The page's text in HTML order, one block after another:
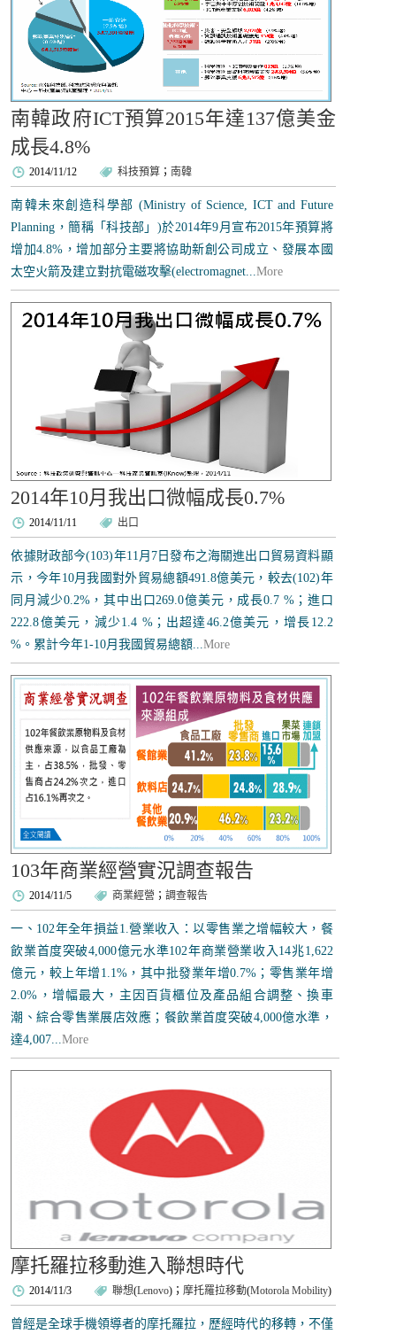
南韓政府ICT預算2015年達137億美金
成長4.8%
2014/11/12 科技預算 ； 南韓
南韓未來創造科學部 (Ministry of Science, ICT and Future
Planning，簡稱「科技部」)於2014年9月宣布2015年預算將
增加4.8%，增加部分主要將協助新創公司成立、發展本國
太空火箭及建立對抗電磁攻擊(electromagnet...More
2014年10月我出口微幅成長0.7%
2014/11/11 出口
依據財政部今(103)年11月7日發布之海關進出口貿易資料顯
示，今年10月我國對外貿易總額491.8億美元，較去(102)年
同月減少0.2%，其中出口269.0億美元，成長0.7 %；進口
222.8億美元，減少1.4 %；出超達46.2億美元，增長12.2
%。累計今年1-10月我國貿易總額...More
103年商業經營實況調查報告
2014/11/5 商業經營 ；調查報告
一、102年全年損益1.營業收入：以零售業之增幅較大，餐
飲業首度突破4,000億元水準102年商業營業收入14兆1,622
億元，較上年增1.1%，其中批發業年增0.7%；零售業年增
2.0%，增幅最大，主因百貨櫃位及產品組合調整、換車
潮、綜合零售業展店效應；餐飲業首度突破4,000億水準，
達4,007...More
摩托羅拉移動進入聯想時代
2014/11/3 聯想(Lenovo)；摩托羅拉移動(Motorola Mobility)
曾經是全球手機領導者的摩托羅拉，歷經時代的移轉，不僅